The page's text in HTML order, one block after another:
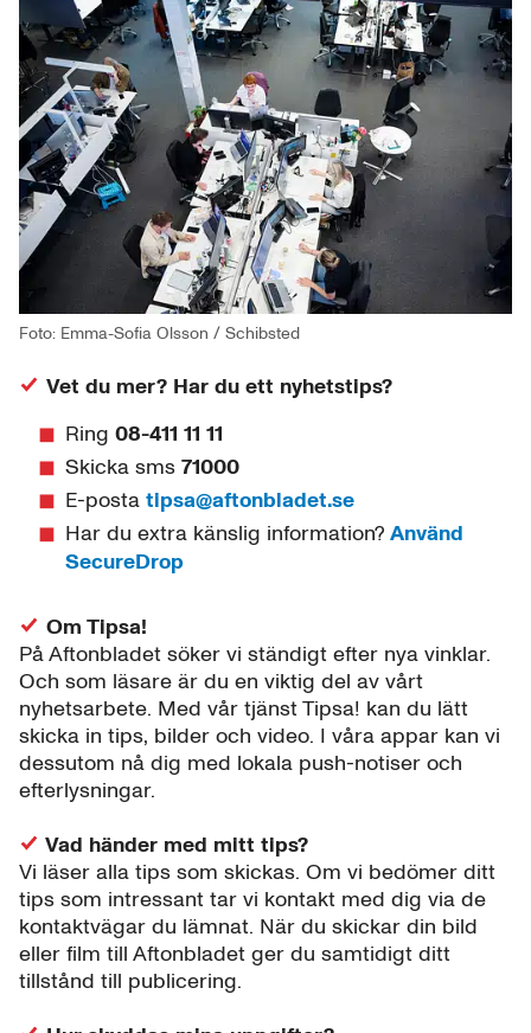
Foto: Emma-Sofia Olsson / Schibsted
Vet du mer? Har du ett nyhetstips?
Ring 08-411 11 11
Skicka sms 71000
E-posta tipsa@aftonbladet.se
Har du extra känslig information? Använd
SecureDrop
Om Tipsa!
På Aftonbladet söker vi ständigt efter nya vinklar.
Och som läsare är du en viktig del av vårt
nyhetsarbete. Med vår tjänst Tipsa! kan du lätt
skicka in tips, bilder och video. I våra appar kan vi
dessutom nå dig med lokala push-notiser och
efterlysningar.
Vad händer med mitt tips?
Vi läser alla tips som skickas. Om vi bedömer ditt
tips som intressant tar vi kontakt med dig via de
kontaktvägar du lämnat. När du skickar din bild
eller film till Aftonbladet ger du samtidigt ditt
tillstånd till publicering.